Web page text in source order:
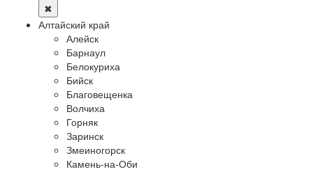
✖
Алтайский край
Алейск
Барнаул
Белокуриха
Бийск
Благовещенка
Волчиха
Горняк
Заринск
Змеиногорск
Камень-на-Оби